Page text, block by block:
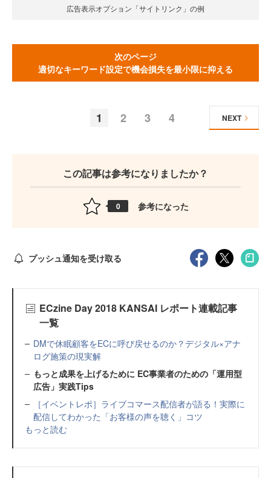
広告表示オプション「サイトリンク」の例
次のページ
適切なキーワード設定で機会損失を最小限に抑える
1 2 3 4 NEXT
この記事は参考になりましたか？
0 参考になった
プッシュ通知を受け取る
ECzine Day 2018 KANSAI レポート連載記事
一覧
DMで休眠顧客をECに呼び戻せるのか？デジタル×アナ
ログ施策の現実解
もっと成果を上げるために EC事業者のための「運用型
広告」実践Tips
［イベントレポ］ライブコマース配信者が語る！実際に
配信してわかった「お客様の声を聴く」コツ
もっと読む